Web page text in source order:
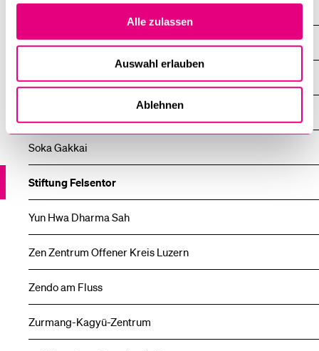
Alle zulassen
Auswahl erlauben
Ablehnen
Nalanda Zentrum für Kadampa-Buddhismus in Luzern
Pagode Viên Minh – Verein der Indochina-Buddhisten
Sangha Luzern – Garten der Achtsamkeit
Shaolin Chan Tempel Luzern
Soka Gakkai
Stiftung Felsentor
Yun Hwa Dharma Sah
Zen Zentrum Offener Kreis Luzern
Zendo am Fluss
Zurmang-Kagyü-Zentrum